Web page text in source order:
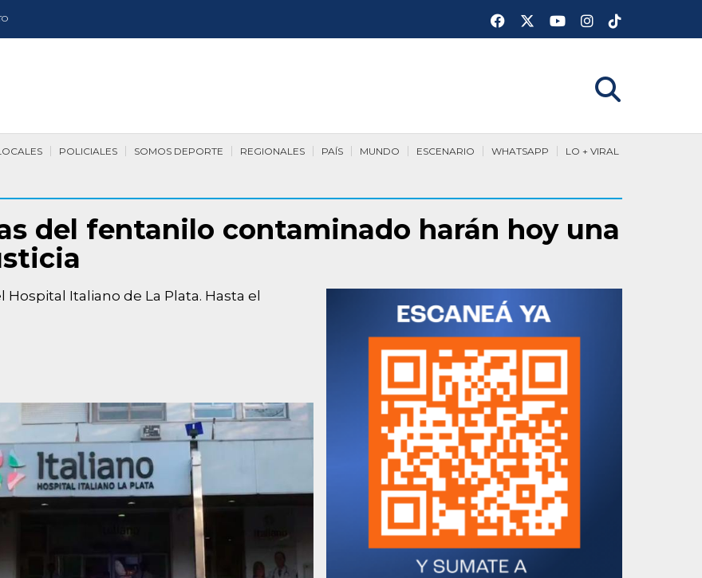
LO + VIRAL
WHATSAPP
ESCENARIO
MUNDO
PAÍS
REGIONALES
SOMOS DEPORTE
POLICIALES
del fentanilo contaminado harán hoy una
Italiano de La Plata. Hasta el